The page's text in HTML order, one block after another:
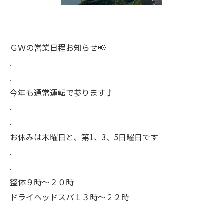
ＧＷの営業日程お知らせ📢
.
.
今年も通常運転で参ります♪
.
.
お休みは木曜日と、第1、3、5日曜日です
.
.
整体９時〜２０時
ドライヘッドスパ１３時〜２２時